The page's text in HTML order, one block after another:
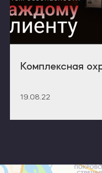
Комплексная
19.08.22